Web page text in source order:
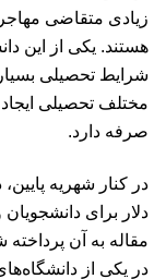
زیادی متقاضی
هستند. یکی از این
شرایط تحصیلی
مختلف تحصیلی
صرفه دارد.
دلار برای
مقاله به آن
در یکی از